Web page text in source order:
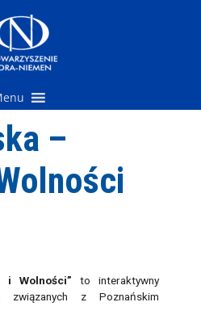
–
i Wolności” to interaktywny
związanych z Poznańskim